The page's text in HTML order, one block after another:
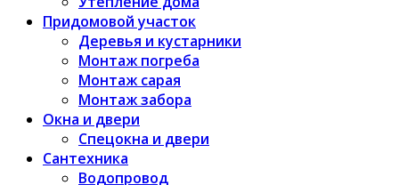
Придомовой участок
Деревья и кустарники
Монтаж погреба
Монтаж сарая
Монтаж забора
Окна и двери
Спецокна и двери
Сантехника
Водопровод